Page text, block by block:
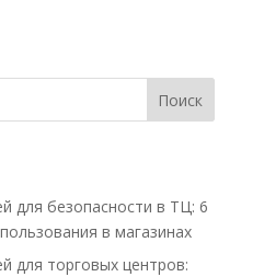
Поиск
для безопасности в ТЦ: 6
в магазинах
для торговых центров: